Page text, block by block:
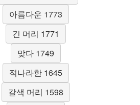
아름다운 1773
긴 머리 1771
맞다 1749
적나라한 1645
갈색 머리 1598